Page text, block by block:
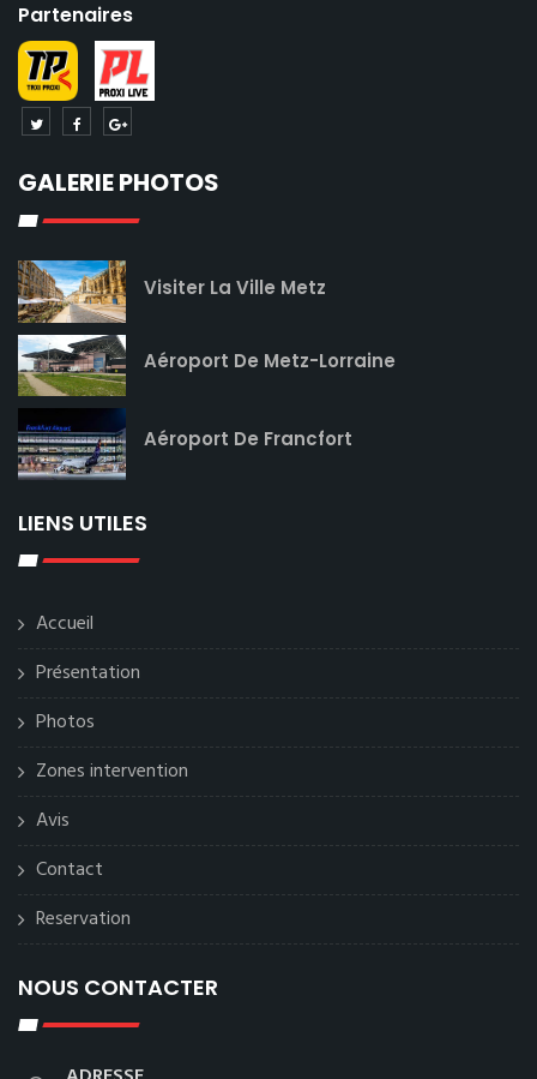
Partenaires
GALERIE PHOTOS
Visiter La Ville Metz
Aéroport De Metz-Lorraine
Aéroport De Francfort
LIENS UTILES
Accueil
Présentation
Photos
Zones intervention
Avis
Contact
Reservation
NOUS CONTACTER